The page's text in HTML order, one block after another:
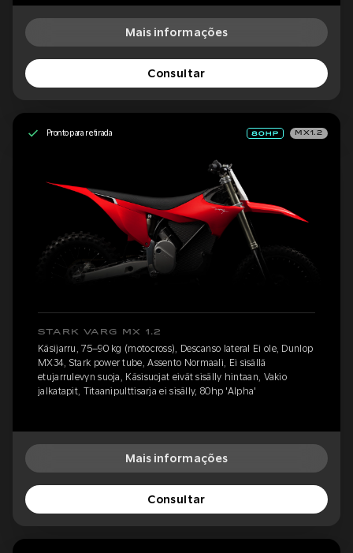
Mais informações
Consultar
Pronto para retirada MX1.2
STARK VARG MX 1.2
Käsijarru, 75–90 kg (motocross), Descanso lateral Ei ole, Dunlop
MX34, Stark power tube, Assento Normaali, Ei sisällä
etujarrulevyn suoja, Käsisuojat eivät sisälly hintaan, Vakio
jalkatapit, Titaanipulttisarja ei sisälly, 80hp 'Alpha'
Mais informações
Consultar